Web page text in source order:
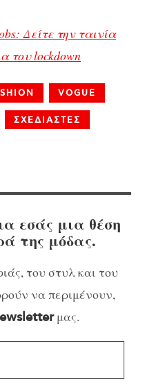
Δείτε την ταινία
του lockdown
VOGUE
ΣΧΕΔΙΑΣΤΕΣ
εσάς μια θέση
της μόδας.
του στυλ και του
να περιμένουν,
μας.